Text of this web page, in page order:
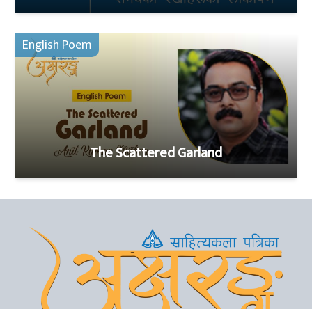
English Poem
The Scattered Garland